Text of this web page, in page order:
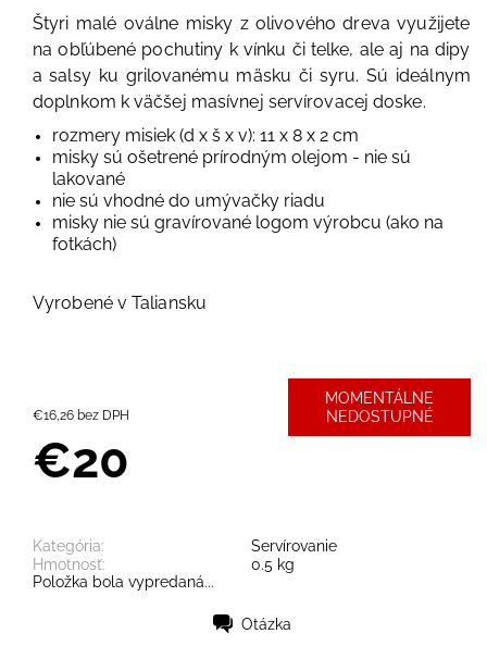
Štyri malé oválne misky z olivového dreva využijete
na obľúbené pochutiny k vínku či telke, ale aj na dipy
a salsyku grilovanému mäsku či syru. Sú ideálnym
doplnkom k väčšej masívnej servírovacej doske.
rozmery misiek (d x š x v): 11 x 8 x 2 cm
misky sú ošetrené prírodným olejom - nie sú
lakované
nie sú vhodné do umývačky riadu
misky nie sú gravírované logom výrobcu (ako na
fotkách)
Vyrobené v Taliansku
€16,26 bez DPH
MOMENTÁLNE
NEDOSTUPNÉ
€20
Kategória:
Servírovanie
Hmotnosť:
0.5 kg
Položka bola vypredaná...
Otázka